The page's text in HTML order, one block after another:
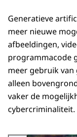
Generatieve
meer nieuwe
afbeeldingen,
programmacode
meer gebruik
alleen
vaker de
Vergroot afbeelding